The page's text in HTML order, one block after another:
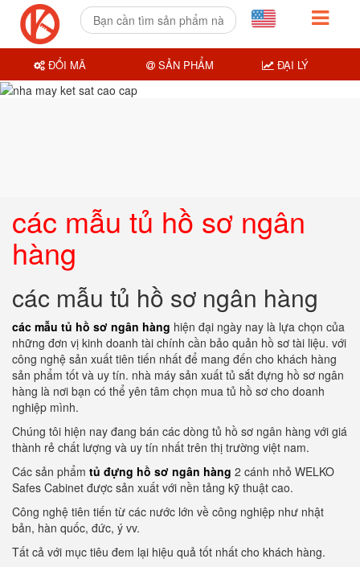
các mẫu tủ hồ sơ ngân
hàng
các mẫu tủ hồ sơ ngân hàng
các mẫu tủ hồ sơ ngân hàng hiện đại ngày nay là lựa chọn của
những đơn vị kinh doanh tài chính cần bảo quản hồ sơ tài liệu. với
công nghệ sản xuất tiên tiến nhất để mang đến cho khách hàng
sản phẩm tốt và uy tín. nhà máy sản xuất tủ sắt đựng hồ sơ ngân
hàng là nơi bạn có thể yên tâm chọn mua tủ hồ sơ cho doanh
nghiệp mình.
Chúng tôi hiện nay đang bán các dòng tủ hồ sơ ngân hàng với giá
thành rẻ chất lượng và uy tín nhất trên thị trường việt nam.
Các sản phẩm tủ đựng hồ sơ ngân hàng 2 cánh nhỏ WELKO
Safes Cabinet được sản xuất với nền tảng kỹ thuật cao.
Công nghệ tiên tiến từ các nước lớn về công nghiệp như nhật
bản, hàn quốc, đức, ý vv.
Tất cả với mục tiêu đem lại hiệu quả tốt nhất cho khách hàng.
ĐỔI MÃ SẢN PHẨM ĐẠI LÝ